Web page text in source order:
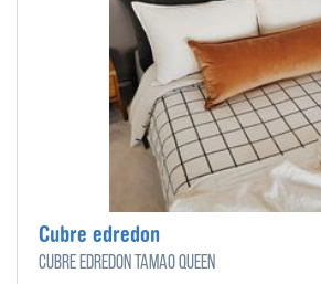
Cubre edredon
Cubre edredon tamaó queen